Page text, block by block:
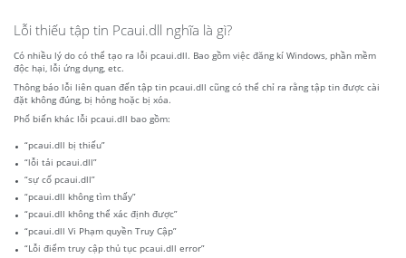
Lỗi thiếu tập tin Pcaui.dll nghĩa là gì?
Có nhiều lý do có thể tạo ra lỗi pcaui.dll. Bao gồm việc đăng kí Windows, phần mềm
độc hại, lỗi ứng dụng, etc.
Thông báo lỗi liên quan đến tập tin pcaui.dll cũng có thể chỉ ra rằng tập tin được cài
đặt không đúng, bị hỏng hoặc bị xóa.
Phổ biến khác lỗi pcaui.dll bao gồm:
“pcaui.dll bị thiếu”
“lỗi tải pcaui.dll”
“sự cố pcaui.dll”
“pcaui.dll không tìm thấy”
“pcaui.dll không thể xác định được”
“pcaui.dll Vi Phạm quyền Truy Cập”
“Lỗi điểm truy cập thủ tục pcaui.dll error”